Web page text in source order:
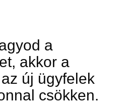
a
akkor a
új ügyfelek
csökken.